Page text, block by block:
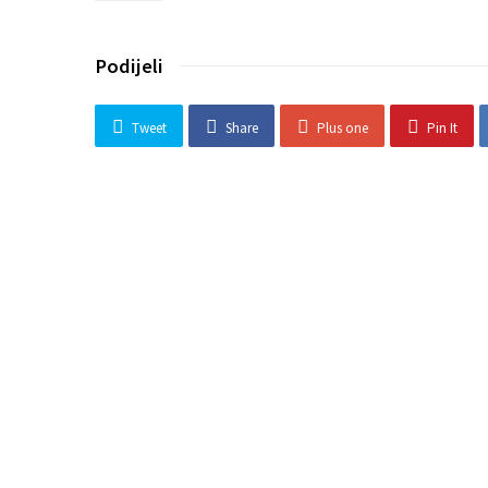
Podijeli
Tweet Share Plus one Pin It